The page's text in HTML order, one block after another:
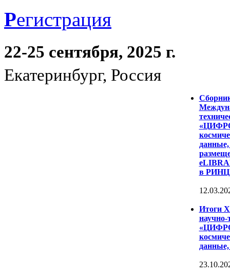
Регистрация
22-25 сентября, 2025 г.
Екатеринбург, Россия
данные,
в
Итоги
научно-
данные,